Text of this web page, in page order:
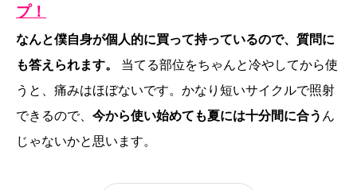
プ！
なんと僕自身が個人的に買って持っているので、質問に
も答えられます。
当てる部位をちゃんと冷やしてから使
うと、痛みはほぼないです。かなり短いサイクルで照射
できるので、 今から使い始めても夏には十分間に合う ん
じゃないかと思います。